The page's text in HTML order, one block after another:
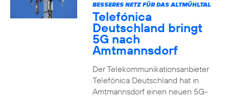
BESSERES NETZ FÜR DAS ALTMÜHLTAL
Telefónica
Deutschland bringt
5G nach
Amtmannsdorf
Der Telekommunikationsanbieter
Telefónica Deutschland hat in
Amtmannsdorf einen neuen 5G-